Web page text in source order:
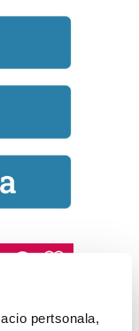
pertsonala,
du